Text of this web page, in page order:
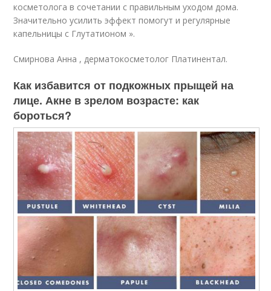
косметолога в сочетании с правильным уходом дома.
Значительно усилить эффект помогут и регулярные
капельницы с Глутатионом ».
Смирнова Анна , дерматокосметолог Платинентал.
Как избавится от подкожных прыщей на
лице. Акне в зрелом возрасте: как
бороться?